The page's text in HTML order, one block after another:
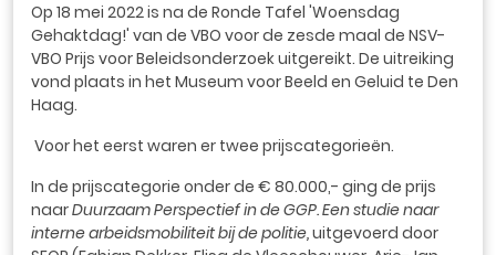
Op 18 mei 2022 is na de Ronde Tafel 'Woensdag
Gehaktdag!' van de VBO voor de zesde maal de NSV-
VBO Prijs voor Beleidsonderzoek uitgereikt. De uitreiking
vond plaats in het Museum voor Beeld en Geluid te Den
Haag.
Voor het eerst waren er twee prijscategorieën.
In de prijscategorie onder de € 80.000,- ging de prijs
naarDuurzaam Perspectief in de GGP. Een studie naar
interne arbeidsmobiliteit bij de politie,uitgevoerd door